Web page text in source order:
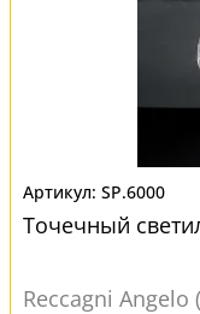
SP.6000
Точечный
Reccagni Angelo